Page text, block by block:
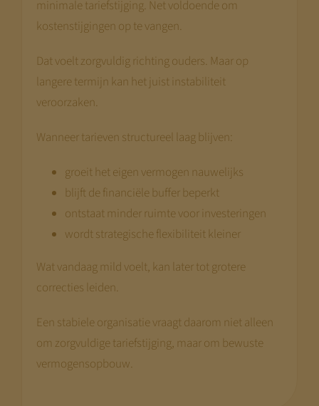
minimale tariefstijging. Net voldoende om
kostenstijgingen op te vangen.
Dat voelt zorgvuldig richting ouders. Maar op
langere termijn kan het juist instabiliteit
veroorzaken.
Wanneer tarieven structureel laag blijven:
groeit het eigen vermogen nauwelijks
blijft de financiële buffer beperkt
ontstaat minder ruimte voor investeringen
wordt strategische flexibiliteit kleiner
Wat vandaag mild voelt, kan later tot grotere
correcties leiden.
Een stabiele organisatie vraagt daarom niet alleen
om zorgvuldige tariefstijging, maar om bewuste
vermogensopbouw.